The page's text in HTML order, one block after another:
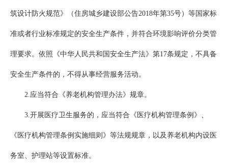
筑设计防火规范》（住房城乡建设部公告2018年第35号）等国家标
准或者行业标准规定的安全生产条件，并符合环境影响评价分类管
理要求。依照《中华人民共和国安全生产法》第17条规定，不具备
安全生产条件的，不得从事经营服务活动。
2.应当符合《养老机构管理办法》规章。
3.开展医疗卫生服务的，应当符合《医疗机构管理条例》、
《医疗机构管理条例实施细则》等法规规章，以及养老机构内设医
务室、护理站等设置标准。